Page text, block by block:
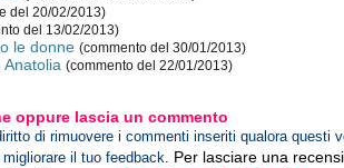
del 20/02/2013)
del 13/02/2013)
le donne (commento del 30/01/2013)
Anatolia (commento del 22/01/2013)
oppure lascia un commento
di rimuovere i commenti inseriti qualora
il tuo feedback. Per lasciare una